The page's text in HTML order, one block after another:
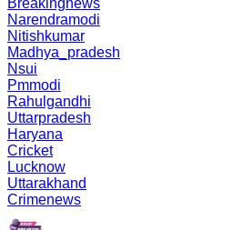
Breakingnews
Narendramodi
Nitishkumar
Madhya_pradesh
Nsui
Pmmodi
Rahulgandhi
Uttarpradesh
Haryana
Cricket
Lucknow
Uttarakhand
Crimenews